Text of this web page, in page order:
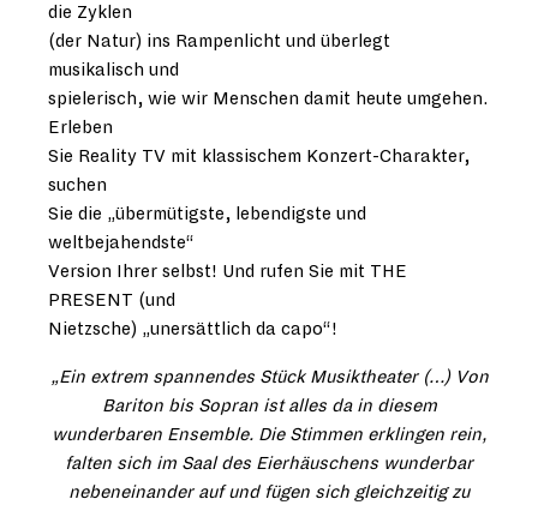
die Zyklen
(der Natur) ins Rampenlicht und überlegt
musikalisch und
spielerisch, wie wir Menschen damit heute umgehen.
Erleben
Sie Reality TV mit klassischem Konzert-Charakter,
suchen
Sie die „übermütigste, lebendigste und
weltbejahendste“
Version Ihrer selbst! Und rufen Sie mit THE
PRESENT (und
Nietzsche) „unersättlich da capo“!
„Ein extrem spannendes Stück Musiktheater (…) Von
Bariton bis Sopran ist alles da in diesem
wunderbaren Ensemble. Die Stimmen erklingen rein,
falten sich im Saal des Eierhäuschens wunderbar
nebeneinander auf und fügen sich gleichzeitig zu